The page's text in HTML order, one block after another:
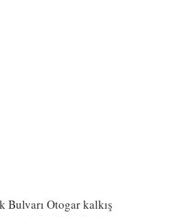
Bulvarı Otogar kalkış